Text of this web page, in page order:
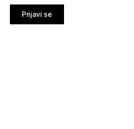
Prijavi se